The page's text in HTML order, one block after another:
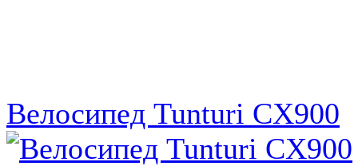
Велосипед Tunturi CX900